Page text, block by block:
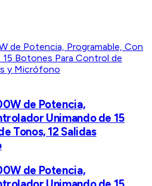
de Potencia,
Unimando de 15
Tonos, 12 Salidas
de Potencia,